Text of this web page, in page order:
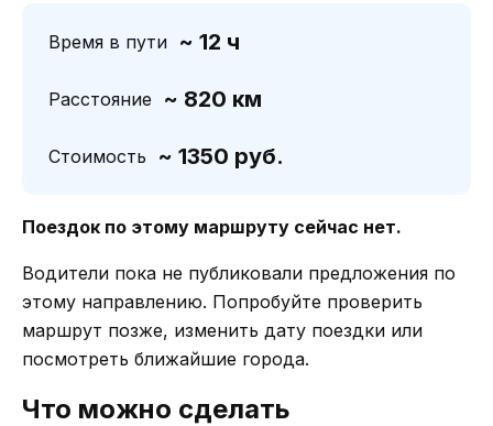
Время в пути ~ 12 ч
Расстояние ~ 820 км
Стоимость ~ 1350 руб.
Поездок по этому маршруту сейчас нет.
Водители пока не публиковали предложения по
этому направлению. Попробуйте проверить
маршрут позже, изменить дату поездки или
посмотреть ближайшие города.
Что можно сделать